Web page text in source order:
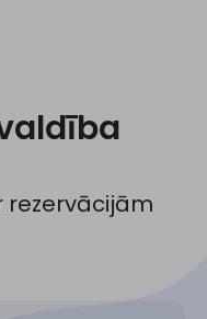
rezervācijām